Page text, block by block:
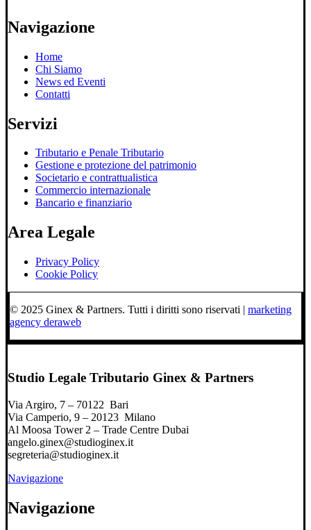
Navigazione
Home
Chi Siamo
News ed Eventi
Contatti
Servizi
Tributario e Penale Tributario
Gestione e protezione del patrimonio
Societario e contrattualistica
Commercio internazionale
Bancario e finanziario
Area Legale
Privacy Policy
Cookie Policy
© 2025 Ginex & Partners. Tutti i diritti sono riservati | marketing
agency deraweb
Studio Legale Tributario Ginex & Partners
Via Argiro, 7 – 70122 Bari
Via Camperio, 9 – 20123 Milano
Al Moosa Tower 2 – Trade Centre Dubai
angelo.ginex@studioginex.it
segreteria@studioginex.it
Navigazione
Navigazione